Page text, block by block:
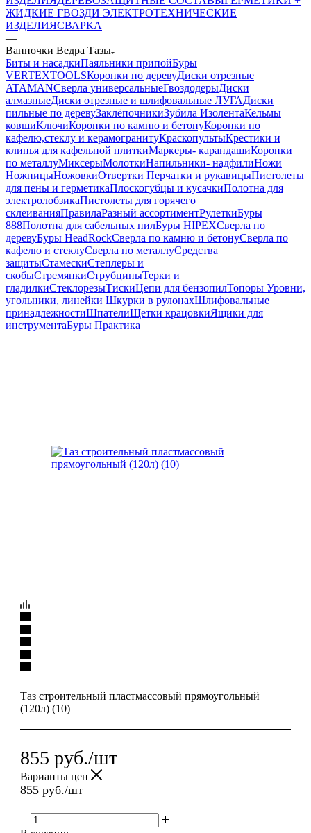
ЖИДКИЕ ГВОЗДИ ЭЛЕКТРОТЕХНИЧЕСКИЕ
ИЗДЕЛИЯСВАРКА
—
Ванночки Ведра Тазы
Биты и насадкиПаяльники припойБуры
VERTEXTOOLSКоронки по деревуДиски отрезные
ATAMANСверла универсальныеГвоздодерыДиски
алмазныеДиски отрезные и шлифовальные ЛУГАДиски
пильные по деревуЗаклёпочникиЗубила ИзолентаКельмы
ковшиКлючиКоронки по камню и бетонуКоронки по
кафелю,стеклу и керамогранитуКраскопультыКрестики и
клинья для кафельной плиткиМаркеры- карандашиКоронки
по металлуМиксерыМолоткиНапильники- надфилиНожи
НожницыНожовкиОтвертки Перчатки и рукавицыПистолеты
для пены и герметикаПлоскогубцы и кусачкиПолотна для
электролобзикаПистолеты для горячего
склеиванияПравилаРазный ассортиментРулеткиБуры
888Полотна для сабельных пилБуры HIPEXСверла по
деревуБуры HeadRockСверла по камню и бетонуСверла по
кафелю и стеклуСверла по металлуСредства
защитыСтамескиСтеплеры и
скобыСтремянкиСтрубциныТерки и
гладилкиСтеклорезыТискиЦепи для бензопилТопоры Уровни,
угольники, линейки Шкурки в рулонахШлифовальные
принадлежностиШпателиЩетки крацовкиЯщики для
инструментаБуры Практика
Таз строительный пластмассовый прямоугольный
(120л) (10)
855 руб./шт
Варианты цен
855 руб./шт